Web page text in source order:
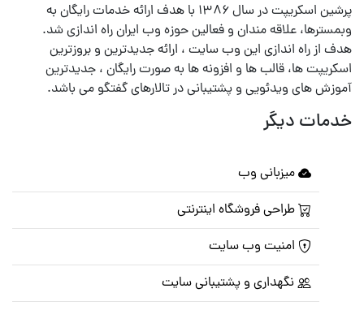
پرشین اسکریپت در سال ۱۳۸۶ با هدف ارائه خدمات رایگان به
وبمسترها، علاقه مندان و فعالین حوزه وب ایران راه اندازی شد.
هدف از راه اندازی این وب سایت ، ارائه جدیدترین و بروزترین
اسکریپت ها، قالب ها و افزونه ها به صورت رایگان ، جدیدترین
آموزش های ویدئویی و پشتیبانی در تالارهای گفتگو می باشد.
خدمات دیگر
میزبانی وب
طراحی فروشگاه اینترنتی
امنیت وب سایت
نگهداری و پشتیبانی سایت